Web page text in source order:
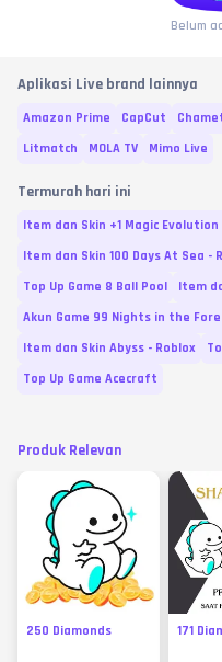
Belum
Aplikasi Live brand lainnya
Amazon Prime CapCut
Litmatch
MOLA TV Mimo Live
Termurah hari ini
Item dan Skin +1 Magic Evolution
Item dan Skin 100 Days At Sea -
Top Up Game 8 Ball Pool
Item
Akun Game 99 Nights in the
Item dan Skin Abyss - Roblox
Top Up Game Acecraft
Produk Relevan
250 Diamonds 171